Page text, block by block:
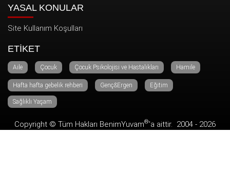
YASAL KONULAR
Site Kullanım Koşulları
ETİKET
Aile Çocuk Çocuk Psikolojisi ve Hastalıkları Hamile
Hafta hafta gebelik rehberi Genç&Ergen Eğitim
Sağlıklı Yaşam
Copyright © Tüm Hakları BenimYuvam®'a aittir. 2004 - 2026